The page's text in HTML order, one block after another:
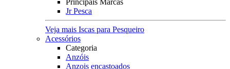
Principais Marcas
Jr Pesca
Veja mais Iscas para Pesqueiro
Acessórios
Categoria
Anzóis
Anzois encastoados